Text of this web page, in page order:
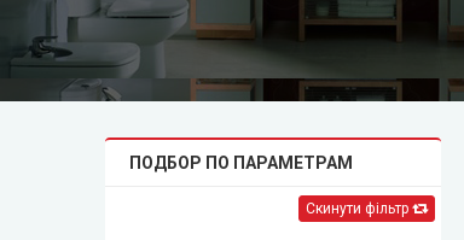
ПОДБОР ПО ПАРАМЕТРАМ
Скинути фільтр